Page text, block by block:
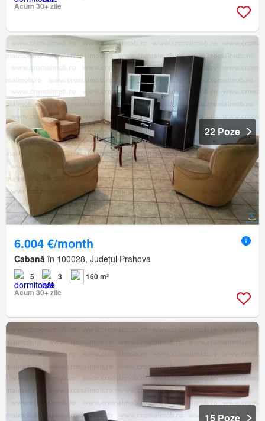
Acum 30+ zile
22 Poze
6.004 €/month
Cabană în 100028, Județul Prahova
5 3
160 m²
Acum 30+ zile
15 Poze